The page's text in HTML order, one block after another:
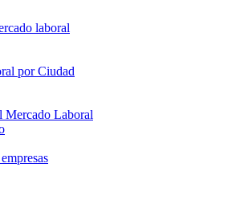
laboral
por Ciudad
Mercado Laboral